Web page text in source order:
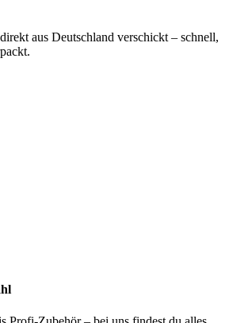
aus Deutschland verschickt – schnell,